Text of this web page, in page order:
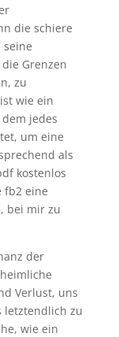
die schiere
seine
Grenzen
zu
wie ein
jedes
um eine
als
kostenlos
fb2 eine
bei mir zu
der
Verlust, uns
letztendlich zu
wie ein